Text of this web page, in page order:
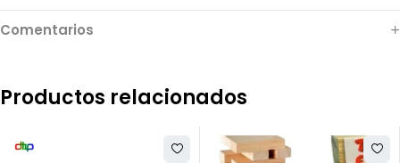
Comentarios
Productos relacionados